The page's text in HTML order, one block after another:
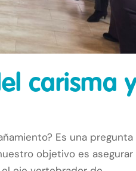
carisma
Es una pregunta
objetivo es asegurar